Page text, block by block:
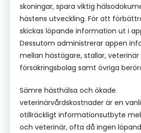
skoningar, spara viktig
hästens utveckling. För att
skickas löpande information ut i
Dessutom administrerar appen
mellan hästägare, stallar, veterinär
försäkringsbolag samt övriga
Sämre hästhälsa och ökade
veterinärvårdskostnader är en
otillräckligt informationsutbyte
och veterinär, ofta då ingen